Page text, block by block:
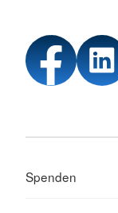
Spenden